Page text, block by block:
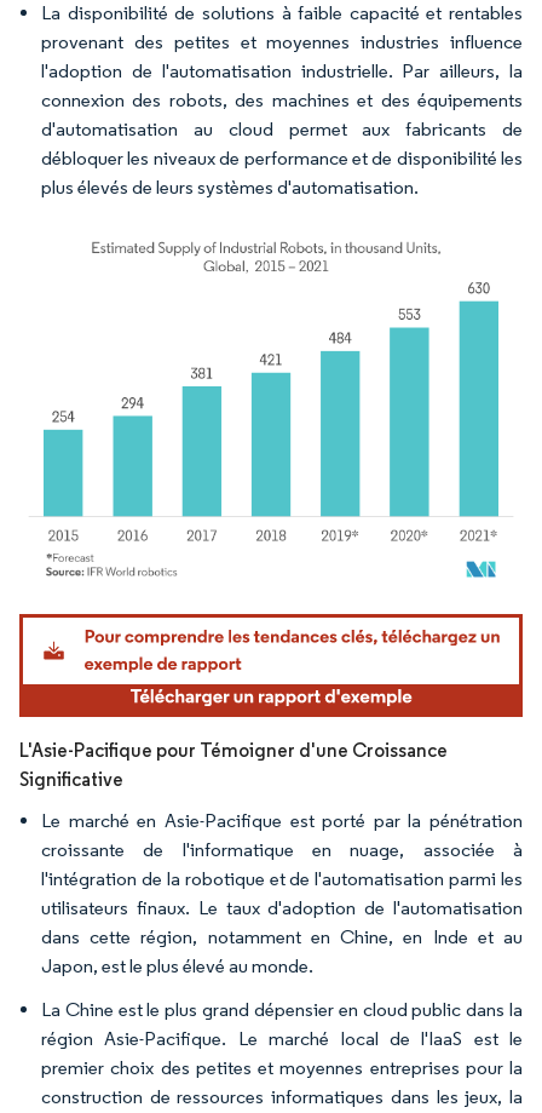
La disponibilité de solutions à faible capacité et rentables
provenant des petites et moyennes industries influence
l'adoption de l'automatisation industrielle. Par ailleurs, la
connexion des robots, des machines et des équipements
d'automatisation au cloud permet aux fabricants de
débloquer les niveaux de performance et de disponibilité les
plus élevés de leurs systèmes d'automatisation.
Image © Mordor Intelligence. La réutilisation nécessite une attribution sous CC BY
L'Asie-Pacifique pour Témoigner d'une Croissance
Significative
Le marché en Asie-Pacifique est porté par la pénétration
croissante de l'informatique en nuage, associée à
l'intégration de la robotique et de l'automatisation parmi les
utilisateurs finaux. Le taux d'adoption de l'automatisation
dans cette région, notamment en Chine, en Inde et au
Japon, est le plus élevé au monde.
La Chine est le plus grand dépensier en cloud public dans la
région Asie-Pacifique. Le marché local de l'IaaS est le
premier choix des petites et moyennes entreprises pour la
construction de ressources informatiques dans les jeux, la